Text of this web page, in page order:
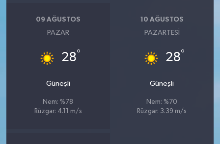
09 AĞUSTOS
PAZAR
28°
Güneşli
Nem: %78
Rüzgar: 4.11 m/s
10 AĞUSTOS
PAZARTESI
28°
Güneşli
Nem: %70
Rüzgar: 3.39 m/s